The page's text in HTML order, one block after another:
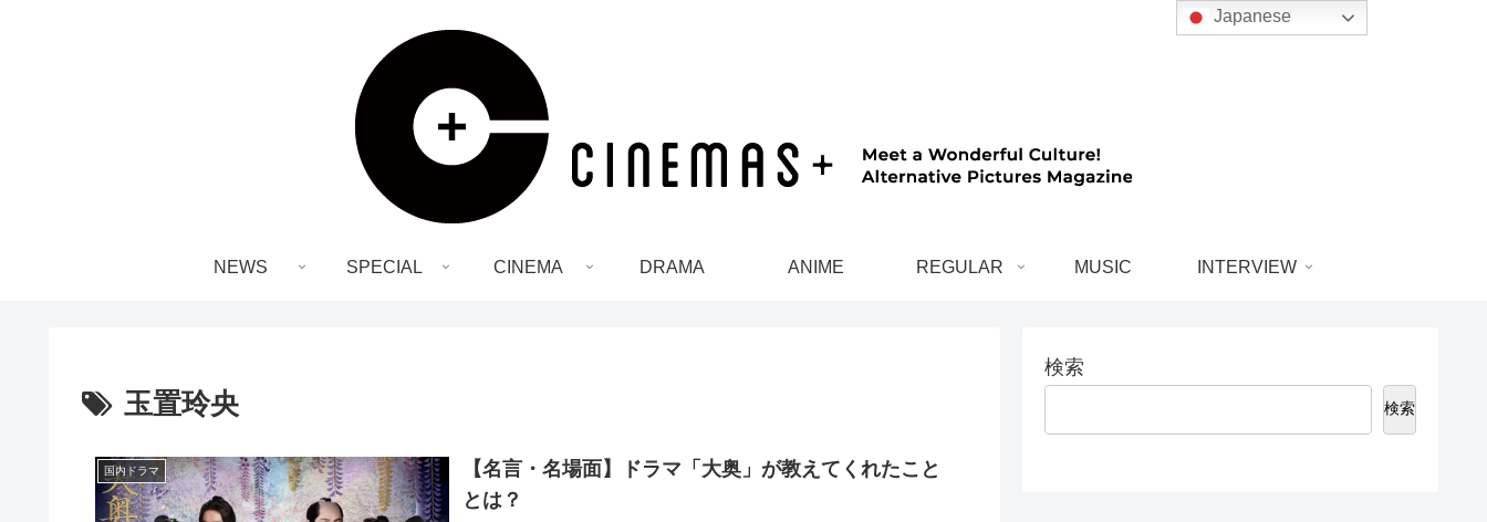
NEWS SPECIAL CINEMA DRAMA ANIME REGULAR MUSIC INTERVIEW
玉置玲央
国内ドラマ
【名言・名場面】ドラマ「大奥」が教えてくれたこと
とは？
検索
検索
Japanese